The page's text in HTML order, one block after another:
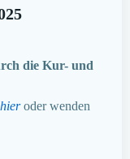
die Kur- und
hieroder wenden